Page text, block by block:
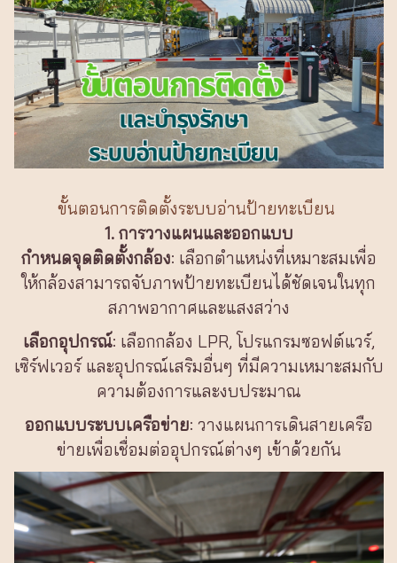
ขั้นตอนการติดตั้งระบบอ่านป้ายทะเบียน
1. การวางแผนและออกแบบ
กำหนดจุดติดตั้งกล้อง: เลือกตำแหน่งที่เหมาะสมเพื่อ
ให้กล้องสามารถจับภาพป้ายทะเบียนได้ชัดเจนในทุก
สภาพอากาศและแสงสว่าง
เลือกอุปกรณ์: เลือกกล้อง LPR, โปรแกรมซอฟต์แวร์,
เซิร์ฟเวอร์ และอุปกรณ์เสริมอื่นๆ ที่มีความเหมาะสมกับ
ความต้องการและงบประมาณ
ออกแบบระบบเครือข่าย: วางแผนการเดินสายเครือ
ข่ายเพื่อเชื่อมต่ออุปกรณ์ต่างๆ เข้าด้วยกัน